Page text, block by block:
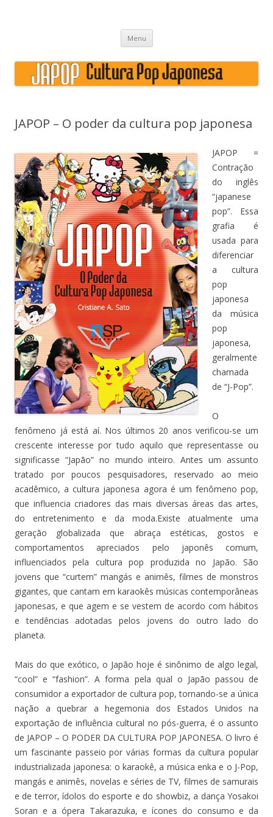
Menu Skip to content
JAPOP – O poder da cultura pop japonesa
JAPOP =
Contração
do inglês
“japanese
pop”. Essa
grafia é
usada para
diferenciar
a cultura
pop
japonesa
da música
pop
japonesa,
geralmente
chamada
de “J-Pop”.
O
fenômeno já está aí. Nos últimos 20 anos verificou-se um
crescente interesse por tudo aquilo que representasse ou
significasse “Japão” no mundo inteiro. Antes um assunto
tratado por poucos pesquisadores, reservado ao meio
acadêmico, a cultura japonesa agora é um fenômeno pop,
que influencia criadores das mais diversas áreas das artes,
do entretenimento e da moda.Existe atualmente uma
geração globalizada que abraça estéticas, gostos e
comportamentos apreciados pelo japonês comum,
influenciados pela cultura pop produzida no Japão. São
jovens que “curtem” mangás e animês, filmes de monstros
gigantes, que cantam em karaokês músicas contemporâneas
japonesas, e que agem e se vestem de acordo com hábitos
e tendências adotadas pelos jovens do outro lado do
planeta.
Mais do que exótico, o Japão hoje é sinônimo de algo legal,
“cool” e “fashion”. A forma pela qual o Japão passou de
consumidor a exportador de cultura pop, tornando-se a única
nação a quebrar a hegemonia dos Estados Unidos na
exportação de influência cultural no pós-guerra, é o assunto
de JAPOP – O PODER DA CULTURA POP JAPONESA. O livro é
um fascinante passeio por várias formas da cultura popular
industrializada japonesa: o karaokê, a música enka e o J-Pop,
mangás e animês, novelas e séries de TV, filmes de samurais
e de terror, ídolos do esporte e do showbiz, a dança Yosakoi
Soran e a ópera Takarazuka, e ícones do consumo e da